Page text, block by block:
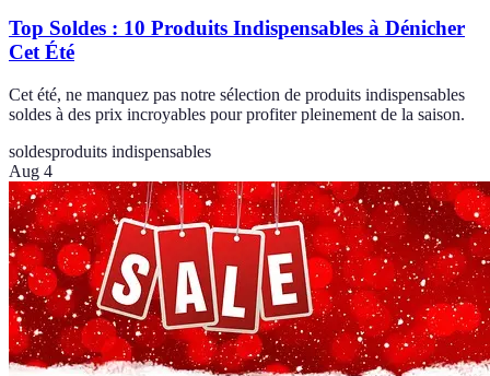
Top Soldes : 10 Produits Indispensables à Dénicher
Cet Été
Cet été, ne manquez pas notre sélection de produits indispensables
soldes à des prix incroyables pour profiter pleinement de la saison.
soldesproduits indispensables
Aug 4